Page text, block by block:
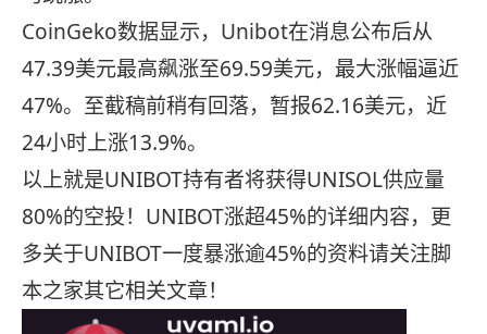
CoinGeko数据显示，Unibot在消息公布后从
47.39美元最高飙涨至69.59美元，最大涨幅逼近
47%。至截稿前稍有回落，暂报62.16美元，近
24小时上涨13.9%。
以上就是UNIBOT持有者将获得UNISOL供应量
80%的空投！UNIBOT涨超45%的详细内容，更
多关于UNIBOT一度暴涨逾45%的资料请关注脚
本之家其它相关文章！